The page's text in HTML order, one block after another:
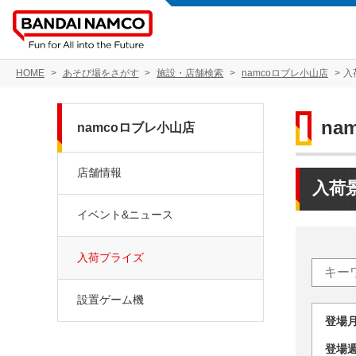
HOME あそび場をさがす 施設・店舗検索 namcoロブレ小山店 入
入荷
登
登
namcoロブレ小山店
店舗情報
イベント&ニュース
入荷プライズ
設置ゲーム機